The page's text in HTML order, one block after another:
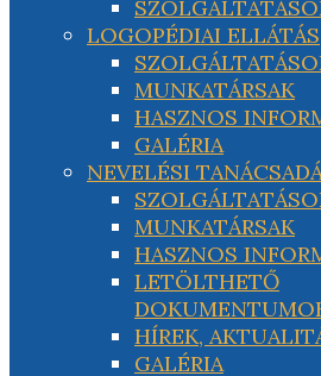
LOGOPÉDIAI ELLÁTÁS
MUNKATÁRSAK
HASZNOS
GALÉRIA
NEVELÉSI
MUNKATÁRSAK
HASZNOS
LETÖLTHETŐ
HÍREK,
GALÉRIA